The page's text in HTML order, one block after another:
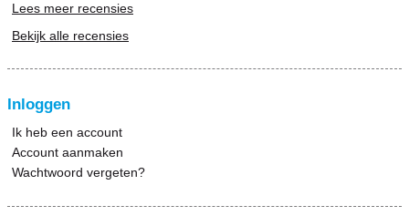
Lees meer recensies
Bekijk alle recensies
Inloggen
Ik heb een account
Account aanmaken
Wachtwoord vergeten?